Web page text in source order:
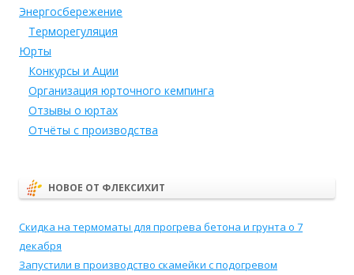
Энергосбережение
Терморегуляция
Юрты
Конкурсы и Ации
Организация юрточного кемпинга
Отзывы о юртах
Отчёты с производства
НОВОЕ ОТ ФЛЕКСИХИТ
Скидка на термоматы для прогрева бетона и грунта о 7
декабря
Запустили в производство скамейки с подогревом